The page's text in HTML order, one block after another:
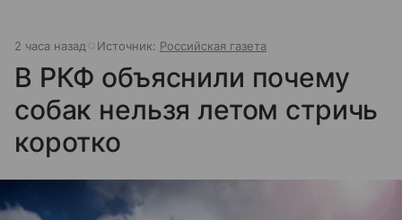
2 часа назад Источник: Российская газета
В РКФ объяснили почему
собак нельзя летом стричь
коротко